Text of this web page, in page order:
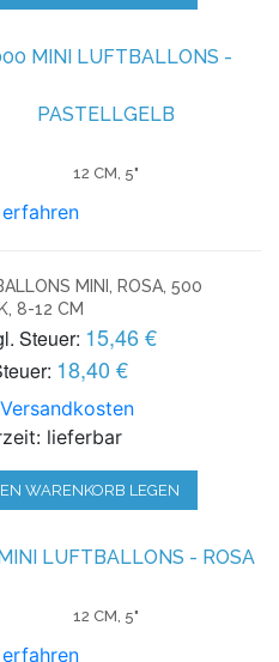
MINI LUFTBALLONS -
PASTELLGELB
12 CM, 5"
MINI, ROSA, 500
8-12 CM
Steuer: 15,46 €
18,40 €
Versandkosten
lieferbar
WARENKORB LEGEN
LUFTBALLONS - ROSA
12 CM, 5"